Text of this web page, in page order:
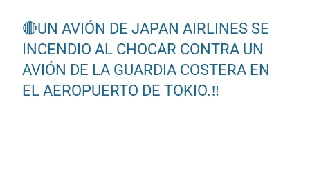
🔴UN AVIÓN DE JAPAN AIRLINES SE
INCENDIO AL CHOCAR CONTRA UN
AVIÓN DE LA GUARDIA COSTERA EN
EL AEROPUERTO DE TOKIO.‼️